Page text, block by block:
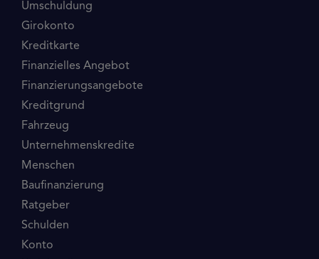
Umschuldung
Girokonto
Kreditkarte
Finanzielles Angebot
Finanzierungsangebote
Kreditgrund
Fahrzeug
Unternehmenskredite
Menschen
Baufinanzierung
Ratgeber
Schulden
Konto